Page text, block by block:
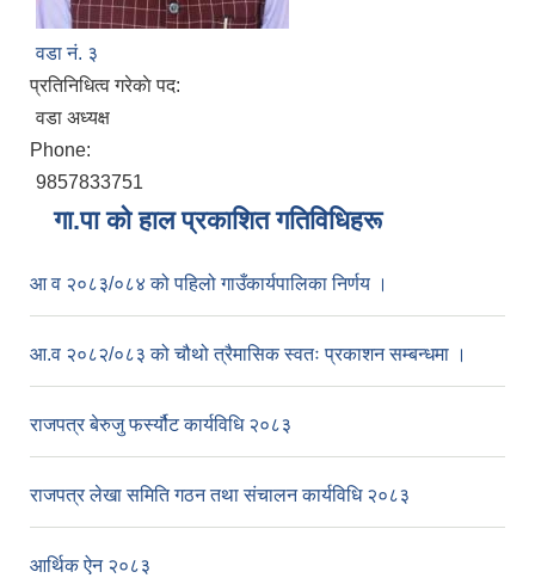
वडा नं. ३
प्रतिनिधित्व गरेकाे पद:
वडा अध्यक्ष
Phone:
9857833751
गा.पा काे हाल प्रकाशित गतिविधिहरू
आ व २०८३/०८४ को पहिलो गाउँकार्यपालिका निर्णय ।
आ.व २०८२/०८३ को चौथो त्रैमासिक स्वतः प्रकाशन सम्बन्धमा ।
राजपत्र बेरुजु फर्स्यौट कार्यविधि २०८३
राजपत्र लेखा समिति गठन तथा संचालन कार्यविधि २०८३
आर्थिक ऐन २०८३